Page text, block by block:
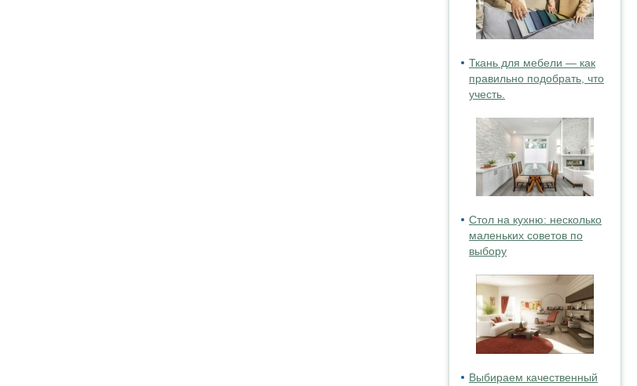
Ткань для мебели — как
правильно подобрать, что
учесть.
Стол на кухню: несколько
маленьких советов по
выбору
Выбираем качественный